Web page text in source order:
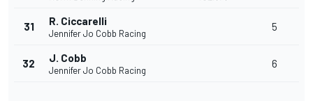
31 R. Ciccarelli
Jennifer Jo Cobb Racing
5
32 J. Cobb
Jennifer Jo Cobb Racing
6